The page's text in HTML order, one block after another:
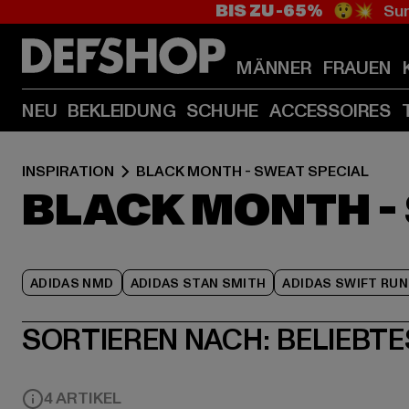
BIS ZU -65% 😲💥
MÄNNER FRAUEN
NEU BEKLEIDUNG SCHUHE ACCESSOIRES
INSPIRATION BLACK MONTH - SWEAT SPECIAL
BLACK MONTH
ADIDAS NMD ADIDAS STAN SMITH ADIDAS SWIFT RUN
SORTIEREN NACH:
4 ARTIKEL